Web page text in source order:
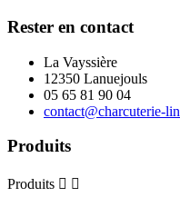
Rester en contact
La Vayssière
12350 Lanuejouls
05 65 81 90 04
contact@charcuterie-
Produits
Produits  